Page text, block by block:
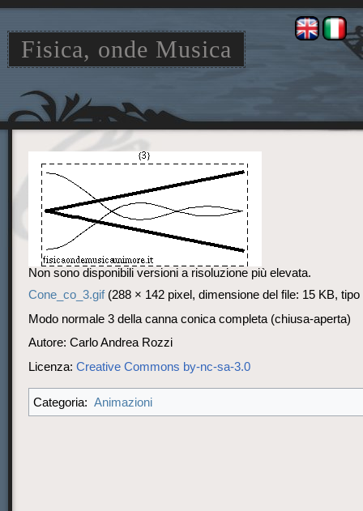
Fisica, onde Musica
navigation
search
Non sono disponibili versioni a risoluzione più elevata.
Cone_co_3.gif‎ (288 × 142 pixel, dimensione del file: 15 KB,
Modo normale 3 della canna conica completa (chiusa-aperta)
Autore: Carlo Andrea Rozzi
Licenza: Creative Commons by-nc-sa-3.0
Categoria: Animazioni